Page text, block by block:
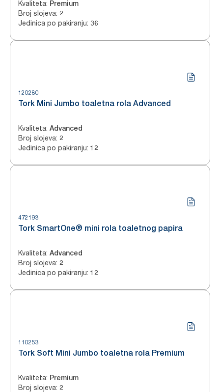
Kvaliteta: Premium
Broj slojeva: 2
Jedinica po pakiranju: 36
120280
Tork Mini Jumbo toaletna rola Advanced
Kvaliteta: Advanced
Broj slojeva: 2
Jedinica po pakiranju: 12
472193
Tork SmartOne® mini rola toaletnog papira
Kvaliteta: Advanced
Broj slojeva: 2
Jedinica po pakiranju: 12
110253
Tork Soft Mini Jumbo toaletna rola Premium
Kvaliteta: Premium
Broj slojeva: 2